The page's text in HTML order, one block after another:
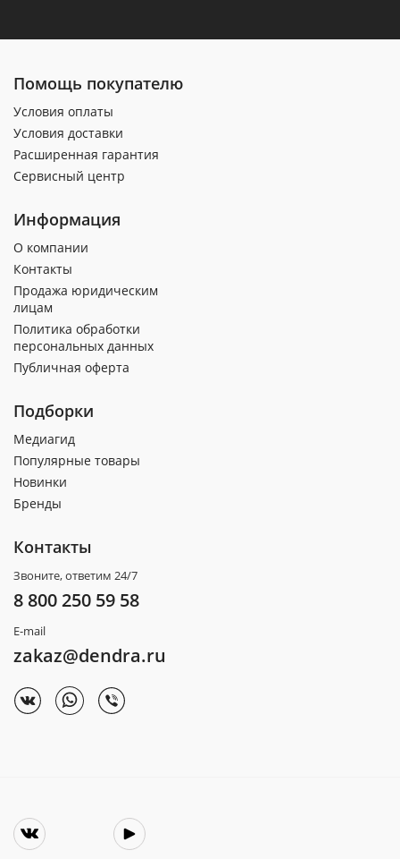
Помощь покупателю
Условия оплаты
Условия доставки
Расширенная гарантия
Сервисный центр
Информация
О компании
Контакты
Продажа юридическим
лицам
Политика обработки
персональных данных
Публичная оферта
Подборки
Медиагид
Популярные товары
Новинки
Бренды
Контакты
Звоните, ответим 24/7
8 800 250 59 58
E-mail
zakaz@dendra.ru